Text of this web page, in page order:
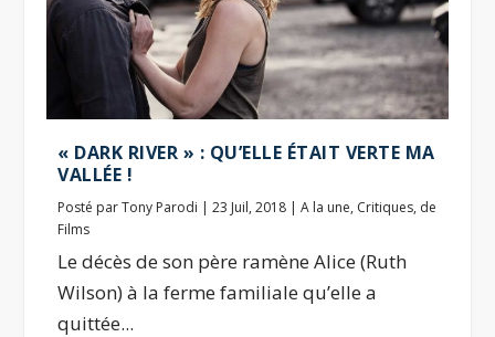
« DARK RIVER » : QU’ELLE ÉTAIT VERTE MA
VALLÉE !
Posté parTony Parodi |23 Juil, 2018 |A la une, Critiques, de
Films
Le décès de son père ramène Alice (Ruth
Wilson) à la ferme familiale qu’elle a
quittée...